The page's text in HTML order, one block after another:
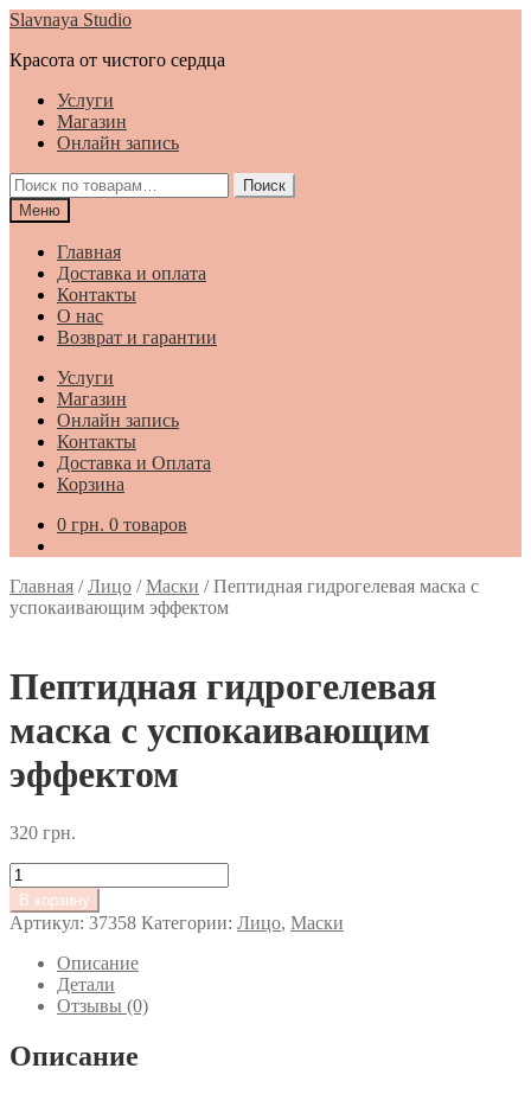
Перейти
навигации
Перейти
содержимому
Slavnaya Studio
Красота от чистого сердца
Услуги
Магазин
Онлайн запись
Искать:
Поиск
Меню
Главная
Доставка и оплата
Контакты
О нас
Возврат и гарантии
Услуги
Магазин
Онлайн запись
Контакты
Доставка и Оплата
Корзина
0 грн. 0 товаров
Главная /Лицо /Маски /Пептидная гидрогелевая маска с
успокаивающим эффектом
Пептидная гидрогелевая
маска с успокаивающим
эффектом
320 грн.
Количество
товара
Пептидная
гидрогелевая
маска
успокаивающим
эффектом
В корзину
Артикул: 37358 Категории: Лицо, Маски
Описание
Детали
Отзывы (0)
Описание